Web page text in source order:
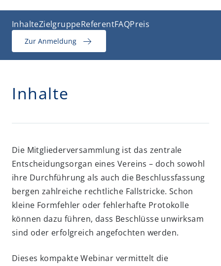
InhalteZielgruppeReferentFAQPreis
Zur Anmeldung
Inhalte
Die Mitgliederversammlung ist das zentrale
Entscheidungsorgan eines Vereins – doch sowohl
ihre Durchführung als auch die Beschlussfassung
bergen zahlreiche rechtliche Fallstricke. Schon
kleine Formfehler oder fehlerhafte Protokolle
können dazu führen, dass Beschlüsse unwirksam
sind oder erfolgreich angefochten werden.
Dieses kompakte Webinar vermittelt die